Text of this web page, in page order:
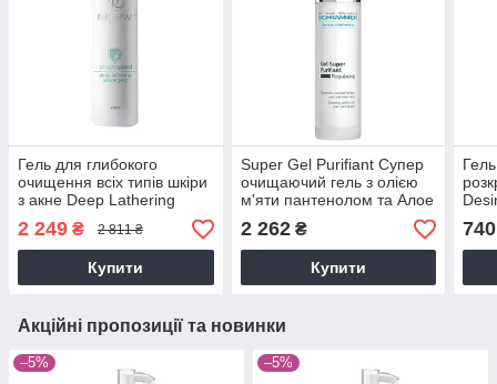
Гель для глибокого
очищення всіх типів шкіри
з акне Deep Lathering
Abstergent, 250 мл
2 249 ₴ 2 811 ₴
Купити
Super Gel Purifiant Супер
очищаючий гель з олією
м'яти пантенолом та Алое
Віра, 50 мл
2 262₴
Купити
мл
740
Акційні пропозиції та новинки
–5% –5%